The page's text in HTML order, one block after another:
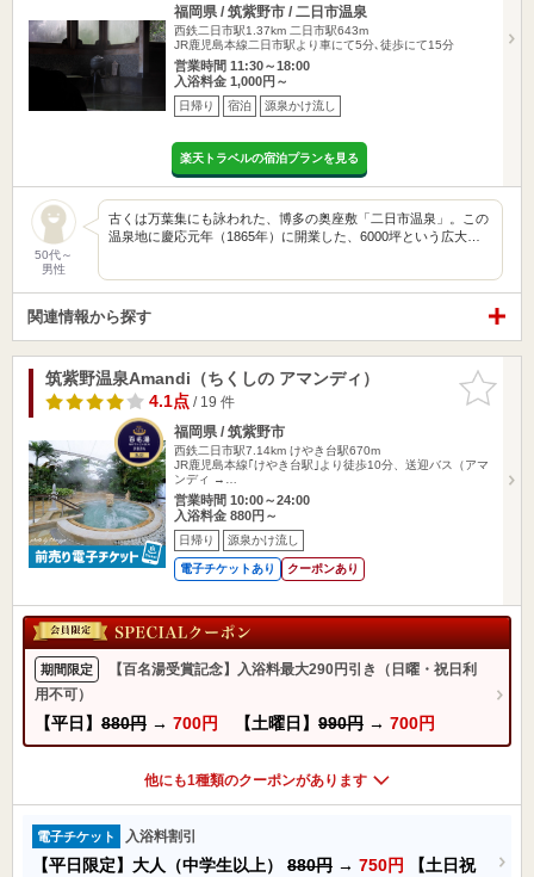
福岡県 / 筑紫野市 / 二日市温泉
西鉄二日市駅1.37km 二日市駅643m
JR鹿児島本線二日市駅より車にて5分､徒歩にて15分
営業時間 11:30～18:00
入浴料金 1,000円～
日帰り 宿泊 源泉かけ流し
楽天トラベルの宿泊プランを見る
50代～
男性
古くは万葉集にも詠われた、博多の奥座敷「二日市温泉」。この
温泉地に慶応元年（1865年）に開業した、6000坪という広大…
関連情報から探す
お気に入
りに追加
筑紫野温泉Amandi（ちくしの アマンディ）
4.1点/ 19 件
福岡県 / 筑紫野市
西鉄二日市駅7.14km けやき台駅670m
JR鹿児島本線｢けやき台駅｣より徒歩10分、送迎バス（アマ
ンディ →…
営業時間 10:00～24:00
入浴料金 880円～
日帰り 源泉かけ流し
電子チケットあり クーポンあり
期間限定
【百名湯受賞記念】入浴料最大290円引き（日曜・祝日利
用不可）
【平日】 880円 → 700円 【土曜日】 990円 → 700円
他にも1種類のクーポンがあります
電子チケット 入浴料割引
【平日限定】大人（中学生以上） 880円 → 750円
【土日祝